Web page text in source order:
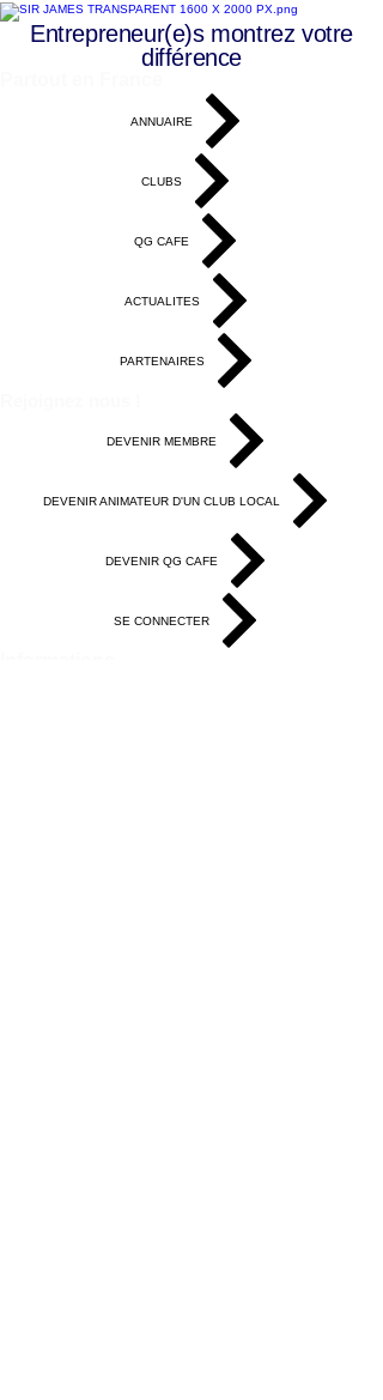
Entrepreneur(e)s montrez votre
différence
ANNUAIRE
CLUBS
QG CAFE
ACTUALITES
PARTENAIRES
DEVENIR MEMBRE
DEVENIR ANIMATEUR D'UN CLUB LOCAL
DEVENIR QG CAFE
SE CONNECTER